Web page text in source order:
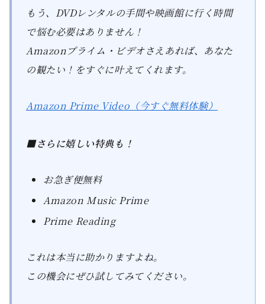
もう、DVDレンタルの手間や映画館に行く時間
で悩む必要はありません！
Amazonプライム・ビデオさえあれば、あなた
の観たい！をすぐに叶えてくれます。
Amazon Prime Video（今すぐ無料体験）
■さらに嬉しい特典も！
お急ぎ便無料
Amazon Music Prime
Prime Reading
これは本当に助かりますよね。
この機会にぜひ試してみてください。